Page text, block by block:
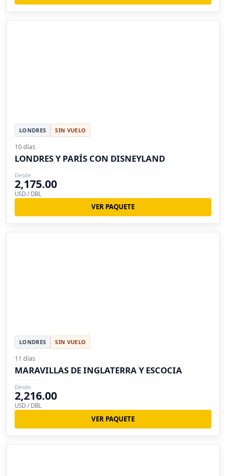
LONDRES SIN VUELO
10 días
LONDRES Y PARÍS CON DISNEYLAND
Desde
2,175.00
USD / DBL
VER PAQUETE
LONDRES SIN VUELO
11 días
MARAVILLAS DE INGLATERRA Y ESCOCIA
Desde
2,216.00
USD / DBL
VER PAQUETE